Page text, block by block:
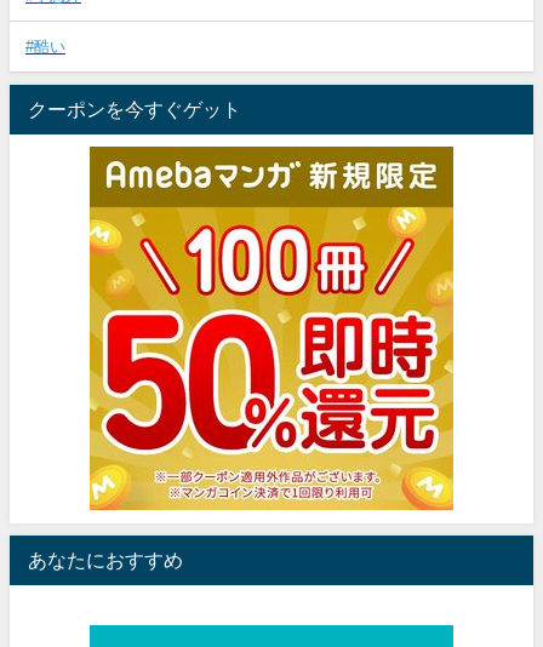
#酷い
クーポンを今すぐゲット
あなたにおすすめ